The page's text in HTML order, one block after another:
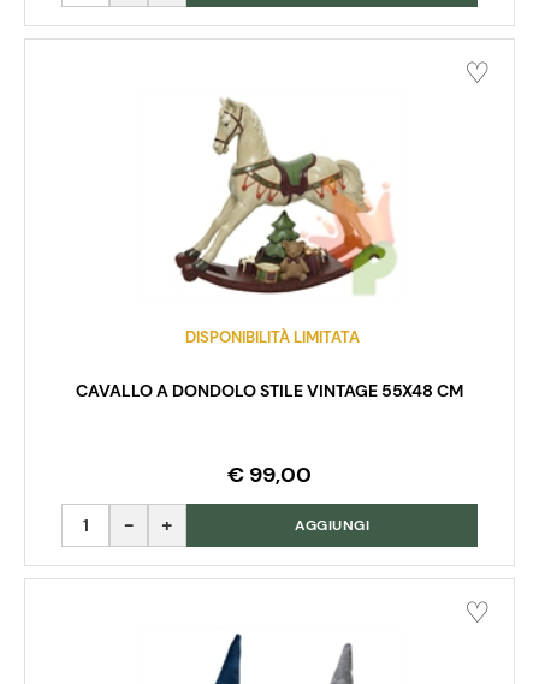
DISPONIBILITÀ LIMITATA
CAVALLO A DONDOLO STILE VINTAGE 55X48 CM
€ 99,00
Quantità AGGIUNGI